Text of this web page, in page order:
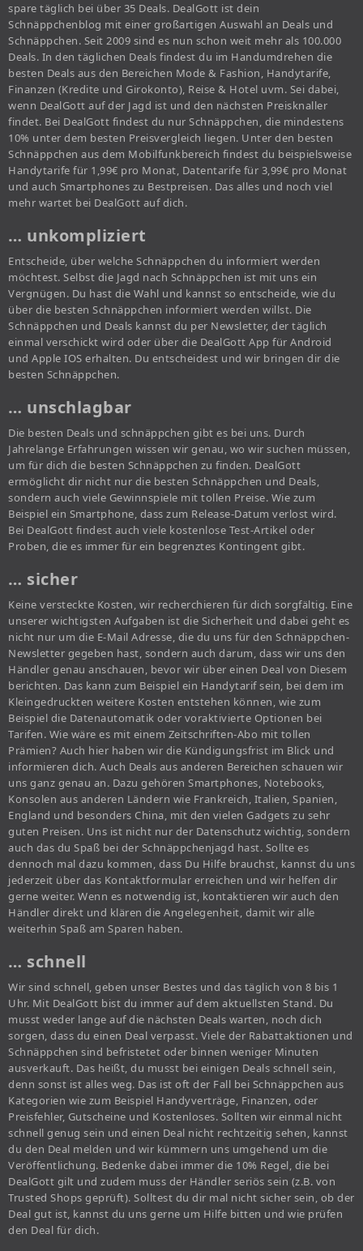
spare täglich bei über 35 Deals. DealGott ist dein
Schnäppchenblog mit einer großartigen Auswahl an Deals und
Schnäppchen. Seit 2009 sind es nun schon weit mehr als 100.000
Deals. In den täglichen Deals findest du im Handumdrehen die
besten Deals aus den Bereichen Mode & Fashion, Handytarife,
Finanzen (Kredite und Girokonto), Reise & Hotel uvm. Sei dabei,
wenn DealGott auf der Jagd ist und den nächsten Preisknaller
findet. Bei DealGott findest du nur Schnäppchen, die mindestens
10% unter dem besten Preisvergleich liegen. Unter den besten
Schnäppchen aus dem Mobilfunkbereich findest du beispielsweise
Handytarife für 1,99€ pro Monat, Datentarife für 3,99€ pro Monat
und auch Smartphones zu Bestpreisen. Das alles und noch viel
mehr wartet bei DealGott auf dich.
… unkompliziert
Entscheide, über welche Schnäppchen du informiert werden
möchtest. Selbst die Jagd nach Schnäppchen ist mit uns ein
Vergnügen. Du hast die Wahl und kannst so entscheide, wie du
über die besten Schnäppchen informiert werden willst. Die
Schnäppchen und Deals kannst du per Newsletter, der täglich
einmal verschickt wird oder über die DealGott App für Android
und Apple IOS erhalten. Du entscheidest und wir bringen dir die
besten Schnäppchen.
… unschlagbar
Die besten Deals und schnäppchen gibt es bei uns. Durch
Jahrelange Erfahrungen wissen wir genau, wo wir suchen müssen,
um für dich die besten Schnäppchen zu finden. DealGott
ermöglicht dir nicht nur die besten Schnäppchen und Deals,
sondern auch viele Gewinnspiele mit tollen Preise. Wie zum
Beispiel ein Smartphone, dass zum Release-Datum verlost wird.
Bei DealGott findest auch viele kostenlose Test-Artikel oder
Proben, die es immer für ein begrenztes Kontingent gibt.
… sicher
Keine versteckte Kosten, wir recherchieren für dich sorgfältig. Eine
unserer wichtigsten Aufgaben ist die Sicherheit und dabei geht es
nicht nur um die E-Mail Adresse, die du uns für den Schnäppchen-
Newsletter gegeben hast, sondern auch darum, dass wir uns den
Händler genau anschauen, bevor wir über einen Deal von Diesem
berichten. Das kann zum Beispiel ein Handytarif sein, bei dem im
Kleingedruckten weitere Kosten entstehen können, wie zum
Beispiel die Datenautomatik oder voraktivierte Optionen bei
Tarifen. Wie wäre es mit einem Zeitschriften-Abo mit tollen
Prämien? Auch hier haben wir die Kündigungsfrist im Blick und
informieren dich. Auch Deals aus anderen Bereichen schauen wir
uns ganz genau an. Dazu gehören Smartphones, Notebooks,
Konsolen aus anderen Ländern wie Frankreich, Italien, Spanien,
England und besonders China, mit den vielen Gadgets zu sehr
guten Preisen. Uns ist nicht nur der Datenschutz wichtig, sondern
auch das du Spaß bei der Schnäppchenjagd hast. Sollte es
dennoch mal dazu kommen, dass Du Hilfe brauchst, kannst du uns
jederzeit über das Kontaktformular erreichen und wir helfen dir
gerne weiter. Wenn es notwendig ist, kontaktieren wir auch den
Händler direkt und klären die Angelegenheit, damit wir alle
weiterhin Spaß am Sparen haben.
… schnell
Wir sind schnell, geben unser Bestes und das täglich von 8 bis 1
Uhr. Mit DealGott bist du immer auf dem aktuellsten Stand. Du
musst weder lange auf die nächsten Deals warten, noch dich
sorgen, dass du einen Deal verpasst. Viele der Rabattaktionen und
Schnäppchen sind befristetet oder binnen weniger Minuten
ausverkauft. Das heißt, du musst bei einigen Deals schnell sein,
denn sonst ist alles weg. Das ist oft der Fall bei Schnäppchen aus
Kategorien wie zum Beispiel Handyverträge, Finanzen, oder
Preisfehler, Gutscheine und Kostenloses. Sollten wir einmal nicht
schnell genug sein und einen Deal nicht rechtzeitig sehen, kannst
du den Deal melden und wir kümmern uns umgehend um die
Veröffentlichung. Bedenke dabei immer die 10% Regel, die bei
DealGott gilt und zudem muss der Händler seriös sein (z.B. von
Trusted Shops geprüft). Solltest du dir mal nicht sicher sein, ob der
Deal gut ist, kannst du uns gerne um Hilfe bitten und wie prüfen
den Deal für dich.